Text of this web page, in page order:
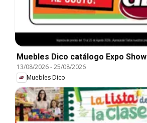
Muebles Dico catálogo Expo Show
13/08/2026-25/08/2026
Muebles Dico